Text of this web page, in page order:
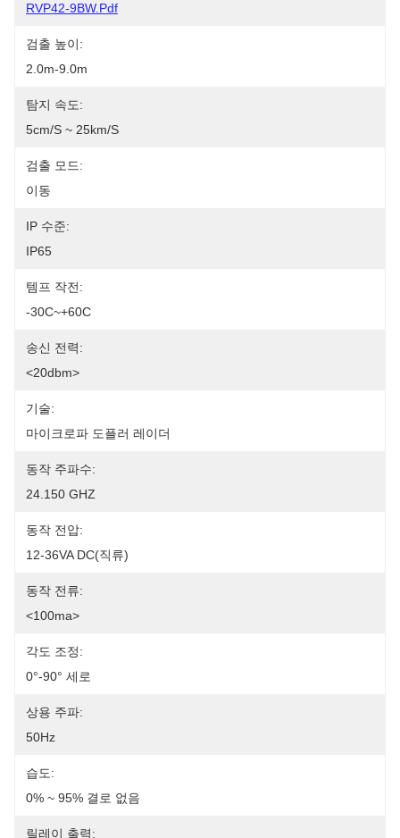
RVP42-9BW.pdf
검출 높이:
2.0m-9.0m
탐지 속도:
5cm/s ~ 25km/s
검출 모드:
이동
IP 수준:
IP65
템프 작전:
-30C~+60C
송신 전력:
<20dbm>
기술:
마이크로파 도플러 레이더
동작 주파수:
24.150 GHZ
동작 전압:
12-36VA DC(직류)
동작 전류:
<100ma>
각도 조정:
0°-90° 세로
상용 주파:
50Hz
습도:
0% ~ 95% 결로 없음
릴레이 출력: